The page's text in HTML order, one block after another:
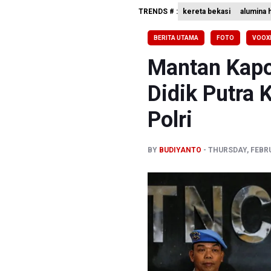
Bank
Terkait
TRENDS # : kereta bekasi alumina
BERITA UTAMA FOTO
Mantan
Didik Putra
Polri
BY BUDIYANTO THURSDAY,